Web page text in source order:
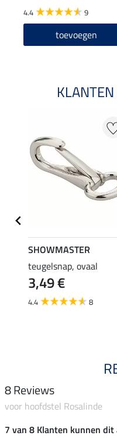
4.4 9
toevoegen
SHOWMASTER
teugelsnap, ovaal
3,49 €
4.4 8
8 Reviews
voor hoofdstel Rosalinde
7 van 8 Klanten kunnen